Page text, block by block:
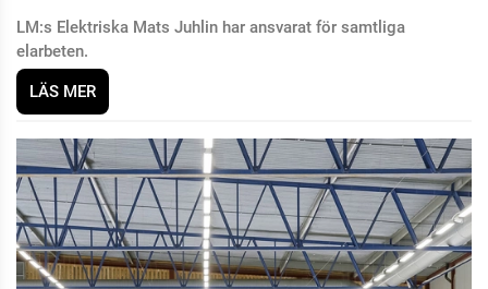
LM:s Elektriska Mats Juhlin har ansvarat för samtliga
elarbeten.
LÄS MER